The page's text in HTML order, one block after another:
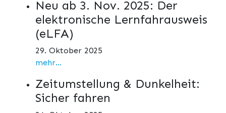
Neu ab 3. Nov. 2025: Der
elektronische Lernfahrausweis
(eLFA)
29. Oktober 2025
mehr...
Zeitumstellung & Dunkelheit:
Sicher fahren